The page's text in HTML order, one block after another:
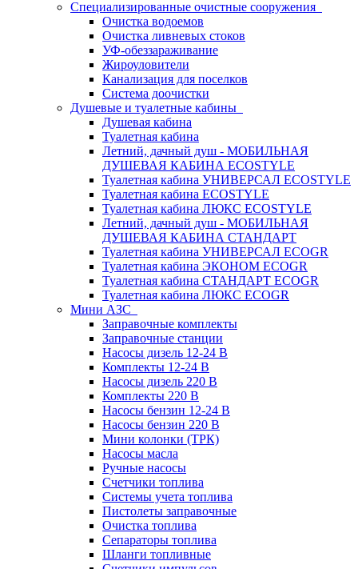
Специализированные очистные сооружения
Очистка водоемов
Очистка ливневых стоков
УФ-обеззараживание
Жироуловители
Канализация для поселков
Система доочистки
Душевые и туалетные кабины
Душевая кабина
Туалетная кабина
Летний, дачный душ - МОБИЛЬНАЯ
ДУШЕВАЯ КАБИНА ECOSTYLE
Туалетная кабина УНИВЕРСАЛ ECOSTYLE
Туалетная кабина ECOSTYLE
Туалетная кабина ЛЮКС ECOSTYLE
Летний, дачный душ - МОБИЛЬНАЯ
ДУШЕВАЯ КАБИНА СТАНДАРТ
Туалетная кабина УНИВЕРСАЛ ECOGR
Туалетная кабина ЭКОНОМ ECOGR
Туалетная кабина СТАНДАРТ ECOGR
Туалетная кабина ЛЮКС ECOGR
Мини АЗС
Заправочные комплекты
Заправочные станции
Насосы дизель 12-24 В
Комплекты 12-24 В
Насосы дизель 220 В
Комплекты 220 В
Насосы бензин 12-24 В
Насосы бензин 220 В
Мини колонки (ТРК)
Насосы масла
Ручные насосы
Счетчики топлива
Системы учета топлива
Пистолеты заправочные
Очистка топлива
Сепараторы топлива
Шланги топливные